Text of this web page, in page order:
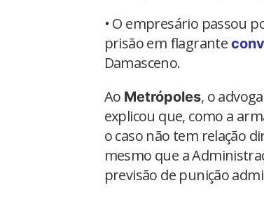
• O empresário passou
prisão em flagrante
Damasceno.
Ao Metrópoles, o
explicou que, como a
o caso não tem relação
mesmo que a
previsão de punição